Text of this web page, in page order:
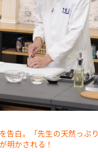
告白。「先生の天然っぷ
明かされる！